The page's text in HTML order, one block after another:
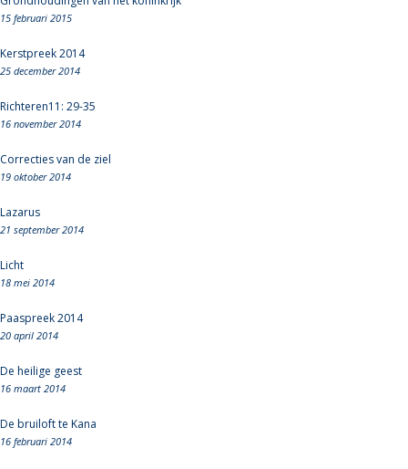
15 februari 2015
Kerstpreek 2014
25 december 2014
Richteren11: 29-35
16 november 2014
Correcties van de ziel
19 oktober 2014
Lazarus
21 september 2014
Licht
18 mei 2014
Paaspreek 2014
20 april 2014
De heilige geest
16 maart 2014
De bruiloft te Kana
16 februari 2014